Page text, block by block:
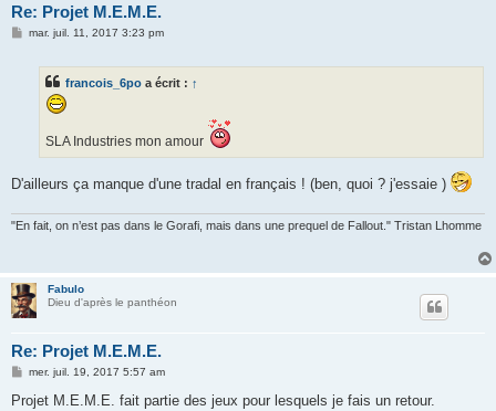
Re: Projet M.E.M.E.
Mmar. juil. 11, 2017 3:23 pm
francois_6po a écrit : ↑
SLA Industries mon amour
D'ailleurs ça manque d'une tradal en français ! (ben, quoi ? j'essaie )
"En fait, on n’est pas dans le Gorafi, mais dans une prequel de Fallout." Tristan Lhomme
Fabulo
Dieu d'après le panthéon
Re: Projet M.E.M.E.
M
s
mer. juil. 19, 2017 5:57 am
Projet M.E.M.E. fait partie des jeux pour lesquels je fais un retour.